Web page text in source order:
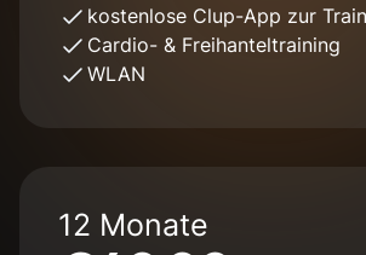
kostenlose Clup-App zur
Cardio- & Freihanteltraining
WLAN
12 Monate